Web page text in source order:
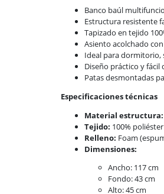
Banco baúl
Estructura resistente
Tapizado en tejido
Asiento acolchado
Ideal para dormitorio,
Diseño práctico y
Patas desmontadas
Especificaciones técnicas
Material estructura:
Tejido: 100% poliéster
Relleno: Foam
Dimensiones:
Ancho: 117 cm
Fondo: 43 cm
Alto: 45 cm